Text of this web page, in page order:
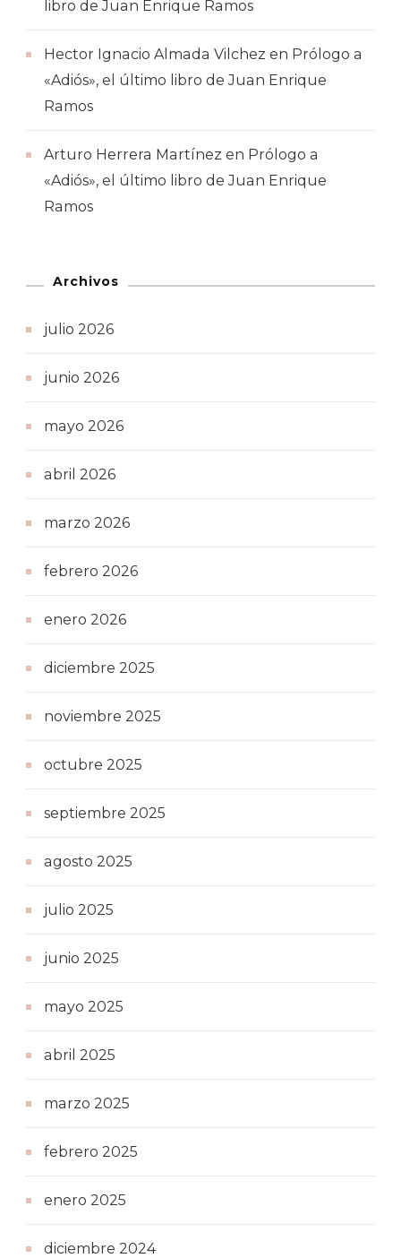
libro de Juan Enrique Ramos
Hector Ignacio Almada Vilchez en Prólogo a
«Adiós», el último libro de Juan Enrique
Ramos
Arturo Herrera Martínez en Prólogo a
«Adiós», el último libro de Juan Enrique
Ramos
Archivos
julio 2026
junio 2026
mayo 2026
abril 2026
marzo 2026
febrero 2026
enero 2026
diciembre 2025
noviembre 2025
octubre 2025
septiembre 2025
agosto 2025
julio 2025
junio 2025
mayo 2025
abril 2025
marzo 2025
febrero 2025
enero 2025
diciembre 2024